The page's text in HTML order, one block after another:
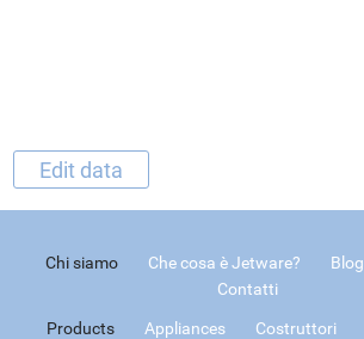
Edit data
Chi siamo Che cosa è Jetware? Blog
Contatti
Products Appliances Costruttori